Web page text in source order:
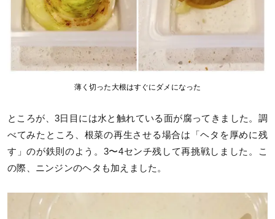
薄く切った大根はすぐにダメになった
ところが、3日目には水と触れている面が腐ってきました。調
べてみたところ、根菜の再生させる場合は「ヘタを厚めに残
す」のが鉄則のよう。3〜4センチ残して再挑戦しました。こ
の際、ニンジンのヘタも加えました。